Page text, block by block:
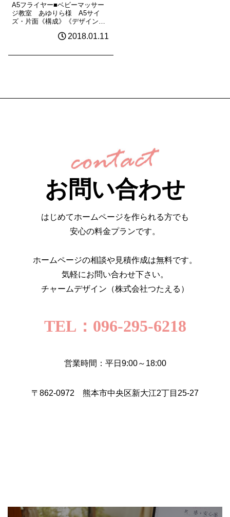
A5フライヤー■ベビーマッサー
ジ教室 あゆりら様 A5サイ
ズ・片面《構成》《デザイン》
ージ教室 あゆりら様 名刺サ
ン》
2018.01.11
お問い合わせ
はじめてホームページを作られる方でも
安心の料金プランです。
ホームページの相談や見積作成は無料です。
気軽にお問い合わせ下さい。
チャームデザイン（株式会社つたえる）
TEL：096-295-6218
営業時間：平日9:00～18:00
〒862-0972 熊本市中央区新大江2丁目25-27